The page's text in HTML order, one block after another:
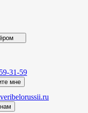
31-59
мне